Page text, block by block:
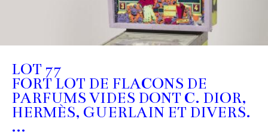
LOT 77
FORT LOT DE FLACONS DE
PARFUMS VIDES DONT C. DIOR,
HERMÈS, GUERLAIN ET DIVERS.
...